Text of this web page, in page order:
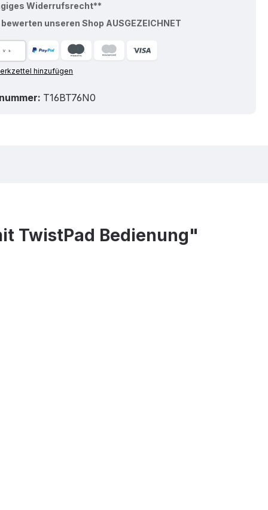
Widerrufsrecht**
bewerten unseren Shop AUSGEZEICHNET
hinzufügen
T16BT76N0
TwistPad Bedienung"